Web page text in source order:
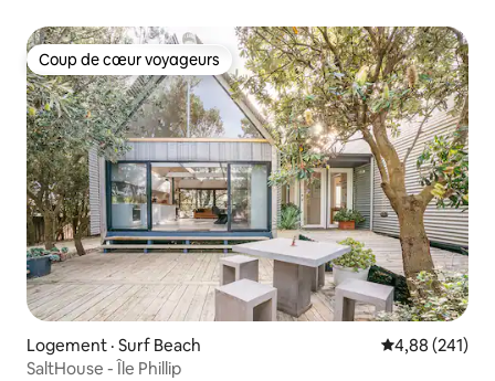
Coup de cœur voyageurs
Coup de cœur voyageurs
Logement · Surf Beach Note
4,88 (241)
SaltHouse - Île Phillip